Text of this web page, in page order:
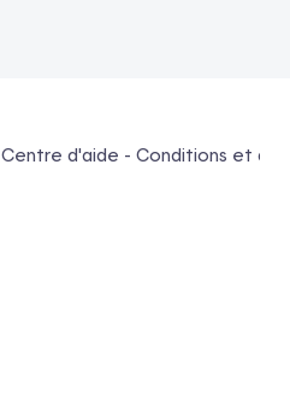
Centre d'aide - Conditions et